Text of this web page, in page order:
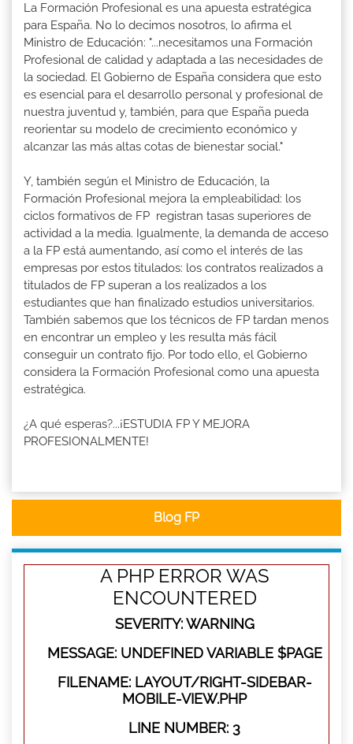
La Formación Profesional es una apuesta estratégica
para España. No lo decimos nosotros, lo afirma el
Ministro de Educación: "...necesitamos una Formación
Profesional de calidad y adaptada a las necesidades de
la sociedad. El Gobierno de España considera que esto
es esencial para el desarrollo personal y profesional de
nuestra juventud y, también, para que España pueda
reorientar su modelo de crecimiento económico y
alcanzar las más altas cotas de bienestar social."
Y, también según el Ministro de Educación, la
Formación Profesional mejora la empleabilidad: los
ciclos formativos de FP registran tasas superiores de
actividad a la media. Igualmente, la demanda de acceso
a la FP está aumentando, así como el interés de las
empresas por estos titulados: los contratos realizados a
titulados de FP superan a los realizados a los
estudiantes que han finalizado estudios universitarios.
También sabemos que los técnicos de FP tardan menos
en encontrar un empleo y les resulta más fácil
conseguir un contrato fijo. Por todo ello, el Gobierno
considera la Formación Profesional como una apuesta
estratégica.
¿A qué esperas?...¡ESTUDIA FP Y MEJORA
PROFESIONALMENTE!
Blog FP
A PHP ERROR WAS
ENCOUNTERED
SEVERITY: WARNING
MESSAGE: UNDEFINED VARIABLE $PAGE
FILENAME: LAYOUT/RIGHT-SIDEBAR-
MOBILE-VIEW.PHP
LINE NUMBER: 3